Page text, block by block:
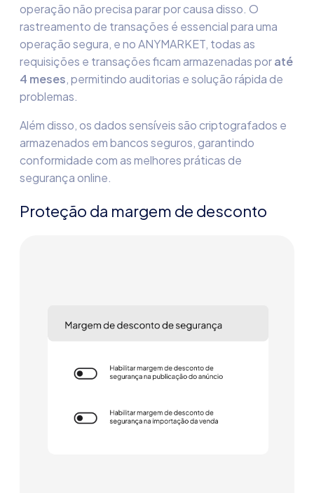
operação não precisa parar por causa disso. O
rastreamento de transações é essencial para uma
operação segura, e noANYMARKET, todas as
requisições e transações ficam armazenadas poraté
4 meses, permitindo auditorias e solução rápida de
problemas.
Além disso, os dados sensíveis são criptografados e
armazenados em bancos seguros, garantindo
conformidade com as melhores práticas de
segurança online.
Proteção da margem de desconto